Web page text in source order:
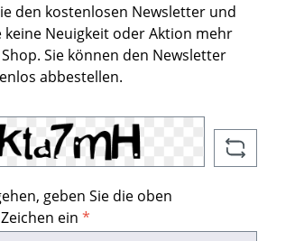
den kostenlosen Newsletter und
keine Neuigkeit oder Aktion mehr
Sie können den Newsletter
abbestellen.
geben Sie die oben
ein*